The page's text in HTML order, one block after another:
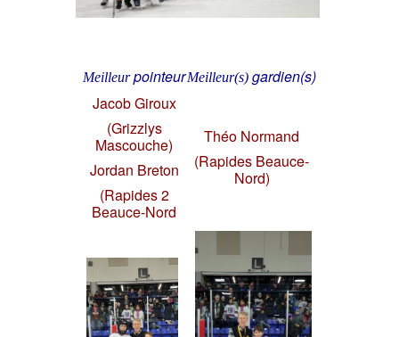
MeilleurpointeurMeilleur(s) gardien(s)
Jacob Giroux
(Grizzlys
Mascouche)
Jordan Breton
(Rapides 2
Beauce-Nord
Théo Normand
(Rapides Beauce-
Nord)